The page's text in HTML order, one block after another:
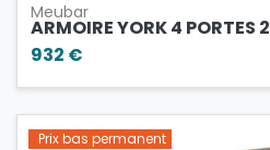
Meubar
ARMOIRE YORK 4 PORTES
932 €
Prix bas permanent